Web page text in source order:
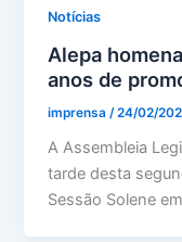
Notícias
Alepa
anos de
imprensa /24/02/
A Assembleia
tarde desta
Sessão Solene